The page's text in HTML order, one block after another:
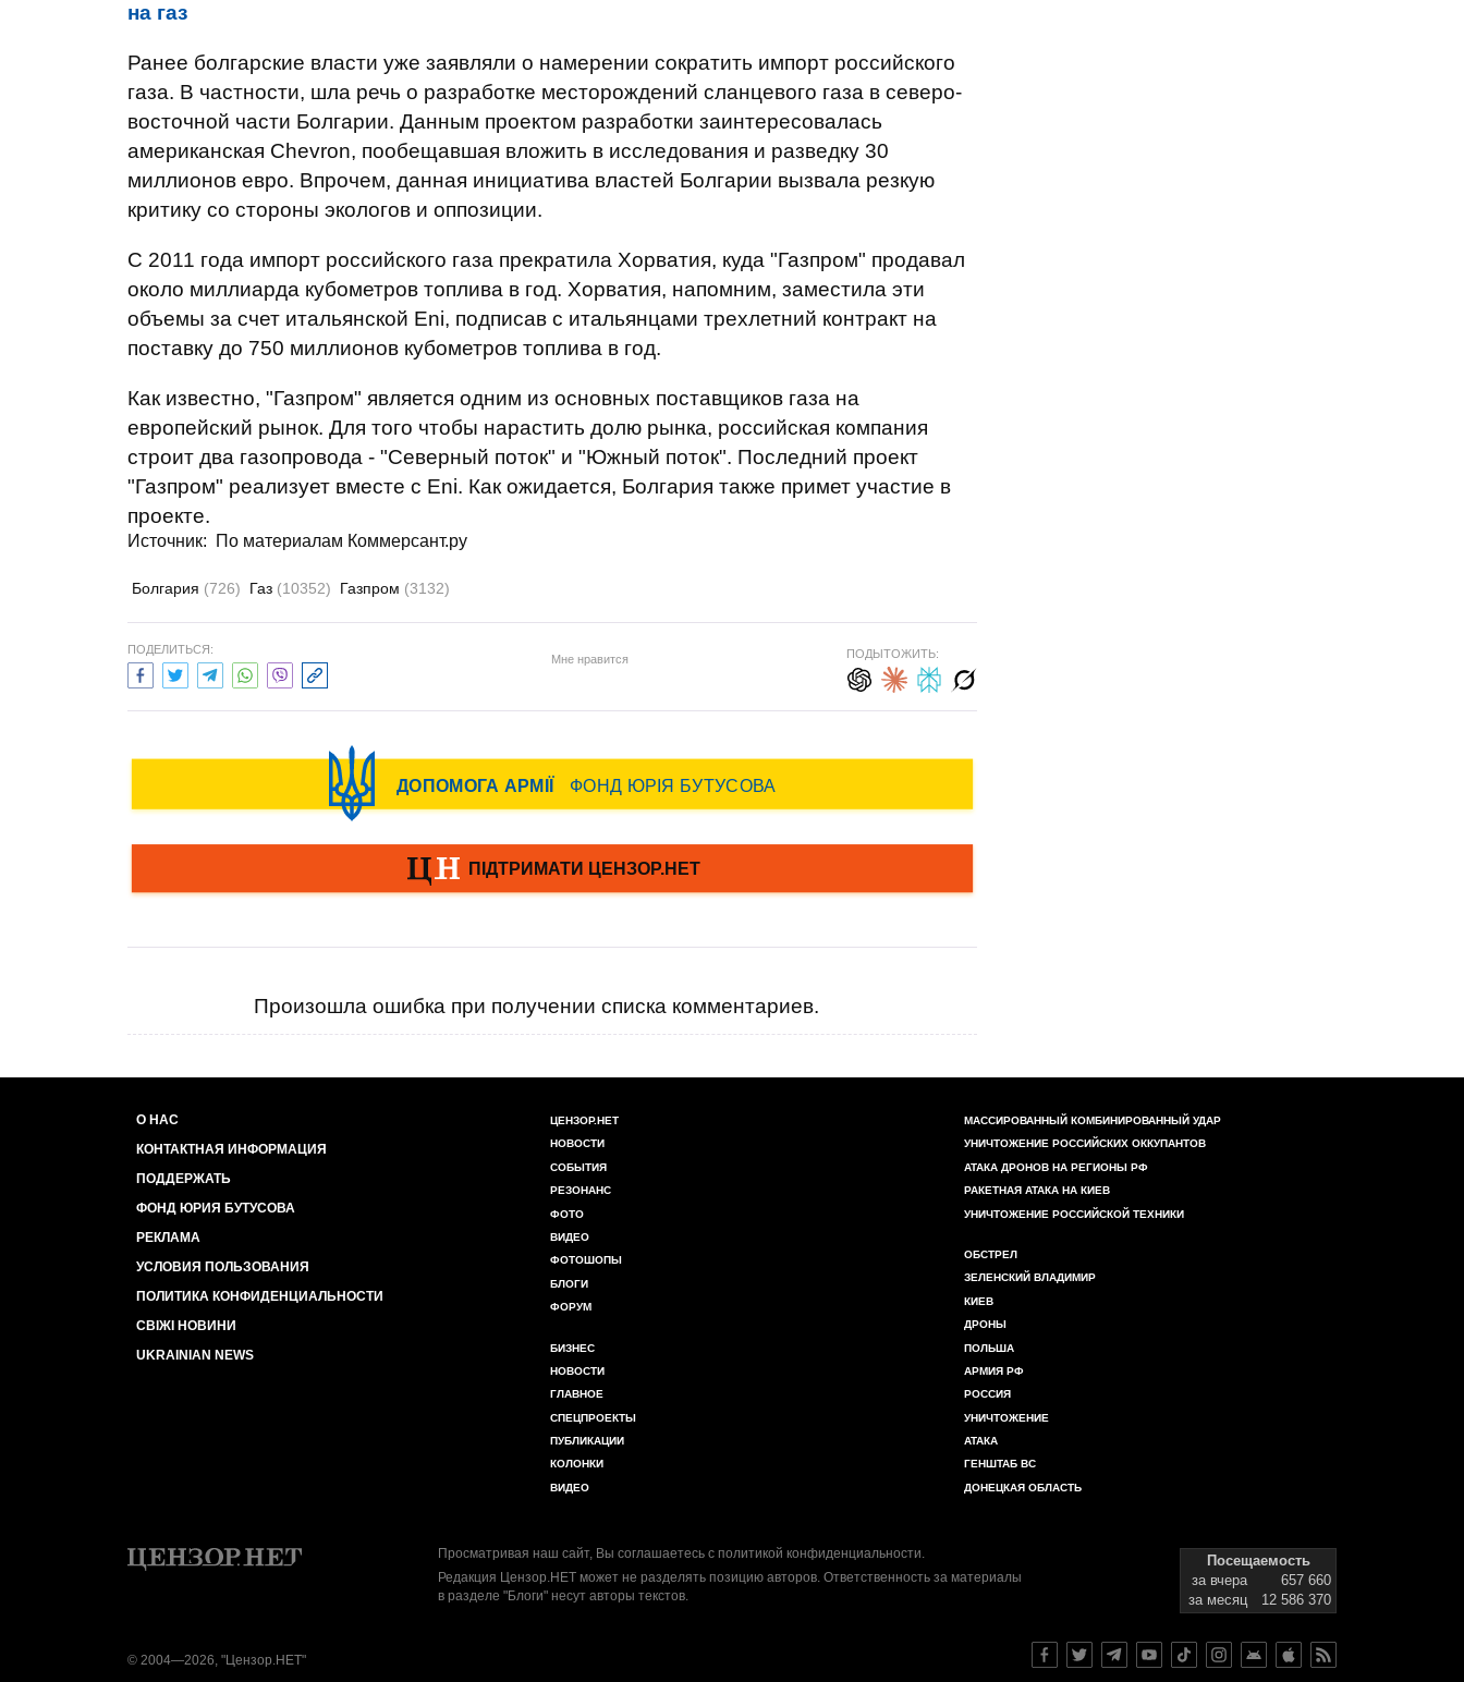
на газ
Ранее болгарские власти уже заявляли о намерении сократить импорт российского
газа. В частности, шла речь о разработке месторождений сланцевого газа в северо-
восточной части Болгарии. Данным проектом разработки заинтересовалась
американская Chevron, пообещавшая вложить в исследования и разведку 30
миллионов евро. Впрочем, данная инициатива властей Болгарии вызвала резкую
критику со стороны экологов и оппозиции.
С 2011 года импорт российского газа прекратила Хорватия, куда "Газпром" продавал
около миллиарда кубометров топлива в год. Хорватия, напомним, заместила эти
объемы за счет итальянской Eni, подписав с итальянцами трехлетний контракт на
поставку до 750 миллионов кубометров топлива в год.
Как известно, "Газпром" является одним из основных поставщиков газа на
европейский рынок. Для того чтобы нарастить долю рынка, российская компания
строит два газопровода - "Северный поток" и "Южный поток". Последний проект
"Газпром" реализует вместе с Eni. Как ожидается, Болгария также примет участие в
проекте.
Источник: По материалам Коммерсант.ру
Болгария (726) Газ (10352) Газпром (3132)
ПОДЕЛИТЬСЯ:
Мне нравится ПОДЫТОЖИТЬ:
Произошла ошибка при получении списка комментариев.
О НАС
КОНТАКТНАЯ ИНФОРМАЦИЯ
ПОДДЕРЖАТЬ
ФОНД ЮРИЯ БУТУСОВА
РЕКЛАМА
УСЛОВИЯ ПОЛЬЗОВАНИЯ
ПОЛИТИКА КОНФИДЕНЦИАЛЬНОСТИ
СВІЖІ НОВИНИ
UKRAINIAN NEWS
ЦЕНЗОР.НЕТ
НОВОСТИ
СОБЫТИЯ
РЕЗОНАНС
ФОТО
ВИДЕО
ФОТОШОПЫ
БЛОГИ
ФОРУМ
БИЗНЕС
НОВОСТИ
ГЛАВНОЕ
СПЕЦПРОЕКТЫ
ПУБЛИКАЦИИ
КОЛОНКИ
ВИДЕО
МАССИРОВАННЫЙ КОМБИНИРОВАННЫЙ УДАР
УНИЧТОЖЕНИЕ РОССИЙСКИХ ОККУПАНТОВ
АТАКА ДРОНОВ НА РЕГИОНЫ РФ
РАКЕТНАЯ АТАКА НА КИЕВ
УНИЧТОЖЕНИЕ РОССИЙСКОЙ ТЕХНИКИ
ОБСТРЕЛ
ЗЕЛЕНСКИЙ ВЛАДИМИР
КИЕВ
ДРОНЫ
ПОЛЬША
АРМИЯ РФ
РОССИЯ
УНИЧТОЖЕНИЕ
АТАКА
ГЕНШТАБ ВС
ДОНЕЦКАЯ ОБЛАСТЬ
Просматривая наш сайт, Вы соглашаетесь с политикой конфиденциальности.
Редакция Цензор.НЕТ может не разделять позицию авторов. Ответственность за материалы
в разделе "Блоги" несут авторы текстов.
Посещаемость
за вчера
657 660
за месяц
12 586 370
© 2004—2026, "Цензор.НЕТ"